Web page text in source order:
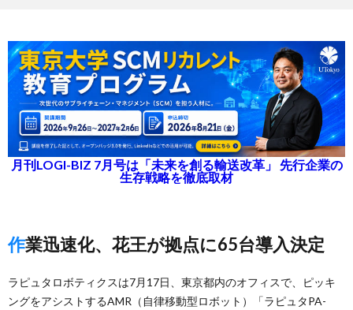
月刊LOGI-BIZ 7月号は「未来を創る輸送改革」 先行企業の
生存戦略を徹底取材
作業迅速化、花王が拠点に65台導入決定
ラピュタロボティクスは7月17日、東京都内のオフィスで、ピッキ
ングをアシストするAMR（自律移動型ロボット）「ラピュタPA-